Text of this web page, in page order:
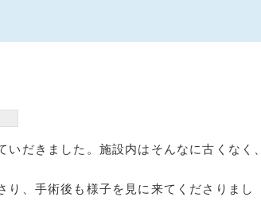
だきました。施設内はそんなに古くなく、
り、手術後も様子を見に来てくださりまし